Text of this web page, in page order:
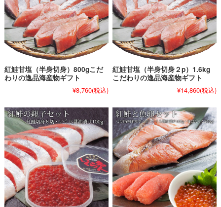
紅鮭甘塩（半身切身）800gこだ
わりの逸品海産物ギフト
¥8,760(税込)
紅鮭甘塩（半身切身２p）1.6kg
こだわりの逸品海産物ギフト
¥14,860(税込)